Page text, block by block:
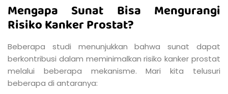
Mengapa Sunat Bisa Mengurangi
Risiko Kanker Prostat?
Beberapa studi menunjukkan bahwa sunat dapat
berkontribusi dalam meminimalkan risiko kanker prostat
melalui beberapa mekanisme. Mari kita telusuri
beberapa di antaranya: